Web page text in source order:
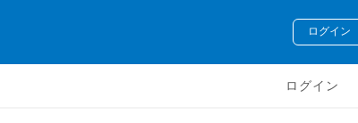
ログイン
ログイン